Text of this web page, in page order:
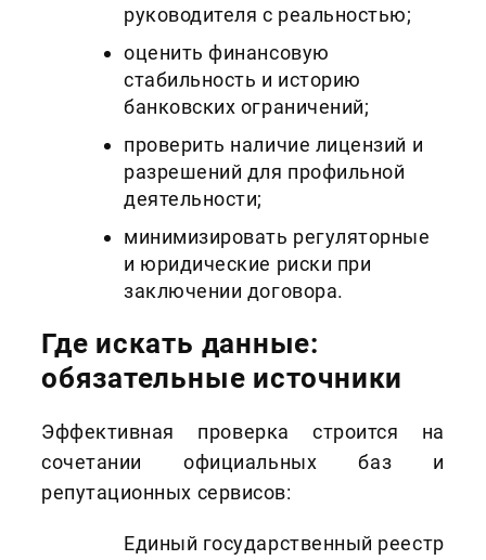
руководителя с реальностью;
оценить финансовую
стабильность и историю
банковских ограничений;
проверить наличие лицензий и
разрешений для профильной
деятельности;
минимизировать регуляторные
и юридические риски при
заключении договора.
Где искать данные:
обязательные источники
Эффективная проверка строится на
сочетании официальных баз и
репутационных сервисов:
Единый государственный реестр